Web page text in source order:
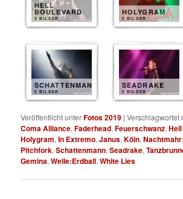
HELL
BOULEVARD
5 BILDER
HOLYGRAM
5 BILDER
SCHATTENMANN
5 BILDER
SEADRAKE
5 BILDER
Veröffentlicht unterFotos 2019 |Verschlagwortet
Coma Alliance,Faderhead,Feuerschwanz,
Holygram,In Extremo,Janus,Köln,Nachtmahr
Pitchfork,Schattenmann,Seadrake,
Gemina,Welle:Erdball,White Lies